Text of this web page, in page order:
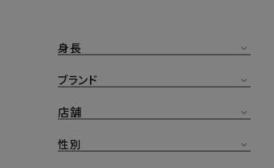
CATEGORY
CONTENTS
身長
ブランド
店舗
性別